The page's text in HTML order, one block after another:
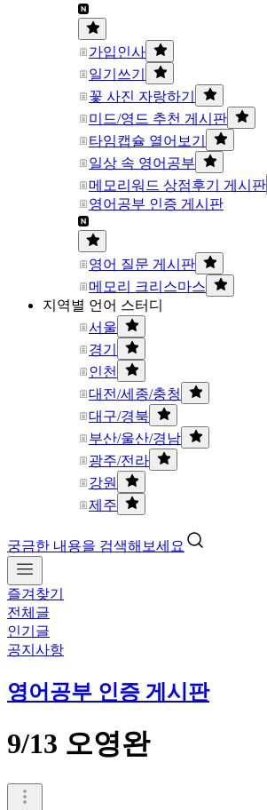
가입인사
일기쓰기
꽃 사진 자랑하기
미드/영드 추천 게시판
타임캡슐 열어보기
일상 속 영어공부
메모리워드 상점후기 게시판
영어공부 인증 게시판
영어 질문 게시판
메모리 크리스마스
지역별 언어 스터디
서울
경기
인천
대전/세종/충청
대구/경북
부산/울산/경남
광주/전라
강원
제주
궁금한 내용을 검색해보세요
즐겨찾기
전체글
인기글
공지사항
영어공부 인증 게시판
9/13 오영완